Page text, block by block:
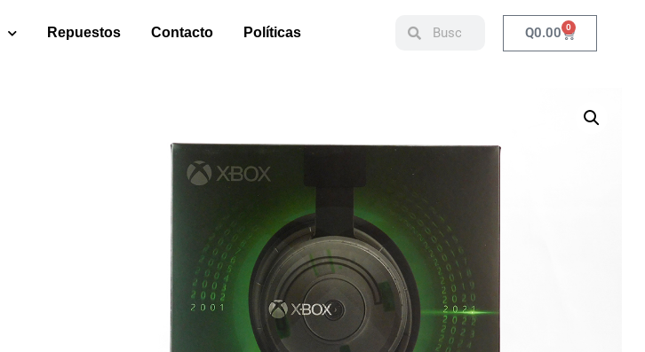
Repuestos Contacto Políticas Q0.00 0